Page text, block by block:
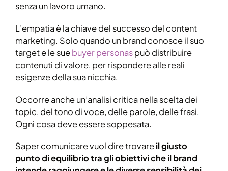
senza un lavoro umano.
L’empatia è la chiave del successo del content
marketing. Solo quando un brand conosce il suo
target e le suebuyer personaspuò distribuire
contenuti di valore, per rispondere alle reali
esigenze della sua nicchia.
Occorre anche un’analisi critica nella scelta dei
topic, del tono di voce, delle parole, delle frasi.
Ogni cosa deve essere soppesata.
Saper comunicare vuol dire trovareil giusto
punto di equilibrio tra gli obiettivi che il brand